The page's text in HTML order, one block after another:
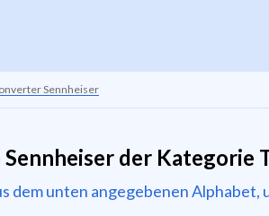
Sennheiser
der Kategorie
dem unten angegebenen